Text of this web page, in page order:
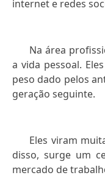
internet e redes
Na área
a vida pessoal.
peso dado pelos
geração seguinte.
Eles viram
disso, surge um
mercado de